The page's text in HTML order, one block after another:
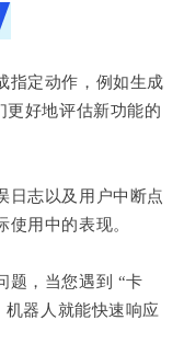
指定动作，例如生成
更好地评估新功能的
日志以及用户中断点
用中的表现。
题，当您遇到 “卡
机器人就能快速响应